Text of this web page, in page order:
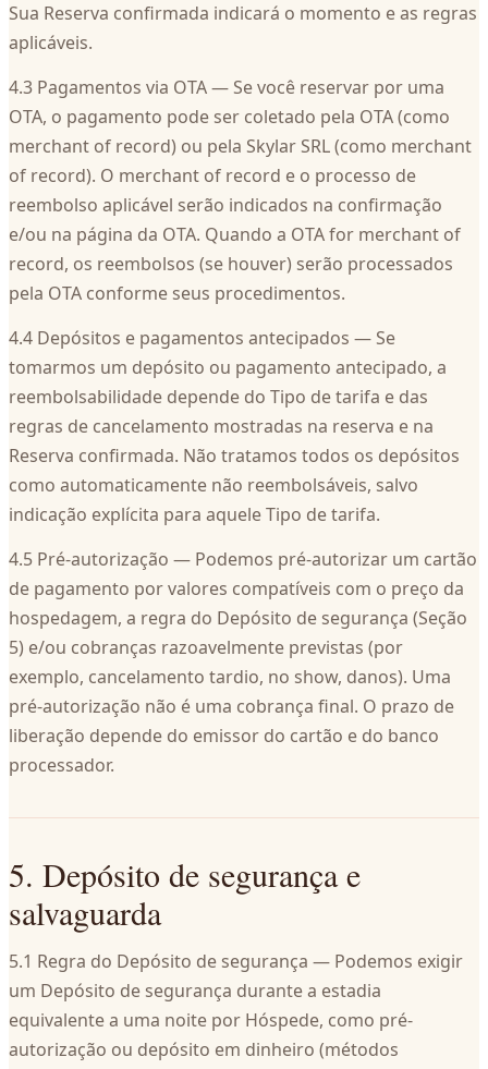
Sua Reserva confirmada indicará o momento e as regras
aplicáveis.
4.3 Pagamentos via OTA — Se você reservar por uma
OTA, o pagamento pode ser coletado pela OTA (como
merchant of record) ou pela Skylar SRL (como merchant
of record). O merchant of record e o processo de
reembolso aplicável serão indicados na confirmação
e/ou na página da OTA. Quando a OTA for merchant of
record, os reembolsos (se houver) serão processados
pela OTA conforme seus procedimentos.
4.4 Depósitos e pagamentos antecipados — Se
tomarmos um depósito ou pagamento antecipado, a
reembolsabilidade depende do Tipo de tarifa e das
regras de cancelamento mostradas na reserva e na
Reserva confirmada. Não tratamos todos os depósitos
como automaticamente não reembolsáveis, salvo
indicação explícita para aquele Tipo de tarifa.
4.5 Pré-autorização — Podemos pré-autorizar um cartão
de pagamento por valores compatíveis com o preço da
hospedagem, a regra do Depósito de segurança (Seção
5) e/ou cobranças razoavelmente previstas (por
exemplo, cancelamento tardio, no show, danos). Uma
pré-autorização não é uma cobrança final. O prazo de
liberação depende do emissor do cartão e do banco
processador.
5. Depósito de segurança e
salvaguarda
5.1 Regra do Depósito de segurança — Podemos exigir
um Depósito de segurança durante a estadia
equivalente a uma noite por Hóspede, como pré-
autorização ou depósito em dinheiro (métodos